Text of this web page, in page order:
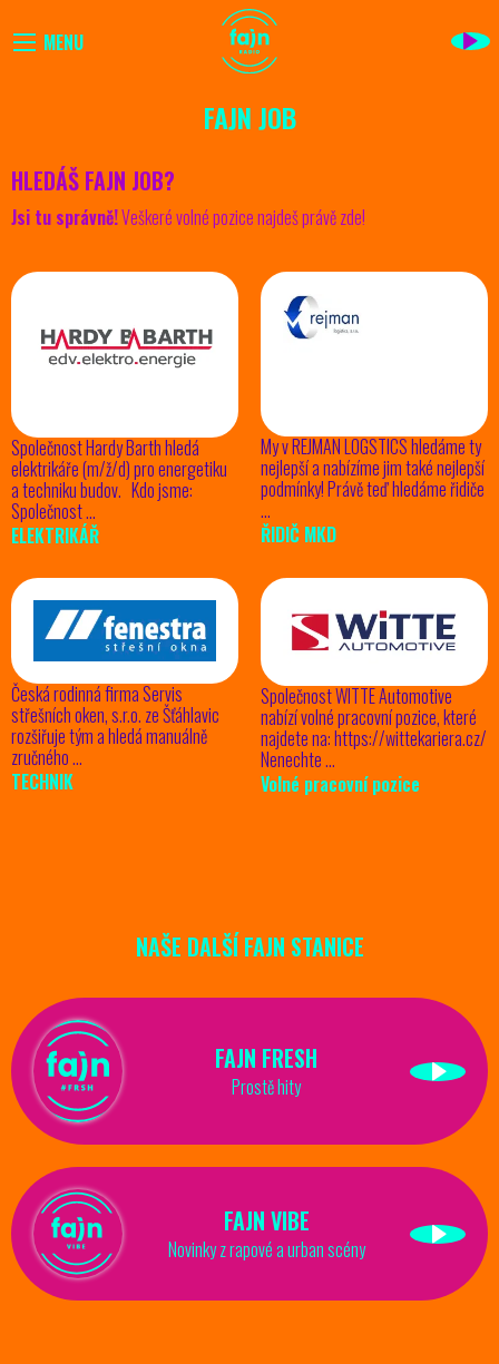
MENU
FAJN JOB
HLEDÁŠ FAJN JOB?
Jsi tu správně!Veškeré volné pozice najdeš právě zde!
Společnost Hardy Barth hledá
elektrikáře (m/ž/d) pro energetiku
a techniku budov. Kdo jsme:
Společnost …
ELEKTRIKÁŘ
My v REJMAN LOGSTICS hledáme ty
nejlepší a nabízíme jim také nejlepší
podmínky! Právě teď hledáme řidiče
…
ŘIDIČ MKD
Česká rodinná firma Servis
střešních oken, s.r.o. ze Šťáhlavic
rozšiřuje tým a hledá manuálně
zručného …
TECHNIK
Společnost WITTE Automotive
nabízí volné pracovní pozice, které
najdete na: https://wittekariera.cz/
Nenechte …
Volné pracovní pozice
NAŠE DALŠÍ FAJN STANICE
FAJN FRESH
Prostě hity
FAJN VIBE
Novinky z rapové a urban scény